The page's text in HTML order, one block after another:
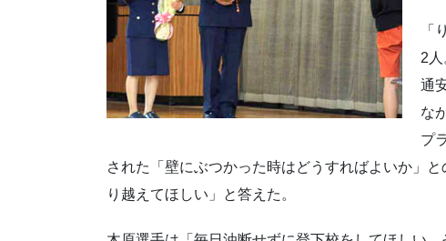
「
2
通
な
プ
された「壁にぶつかった時はどうすればよいか」
り越えてほしい」と答えた。